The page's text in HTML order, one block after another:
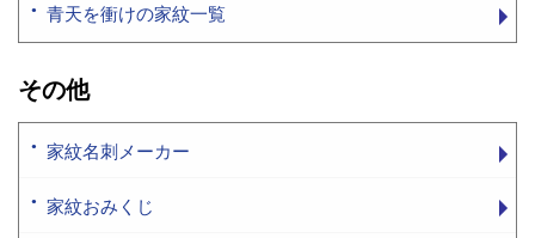
青天を衝けの家紋一覧
その他
家紋名刺メーカー
家紋おみくじ